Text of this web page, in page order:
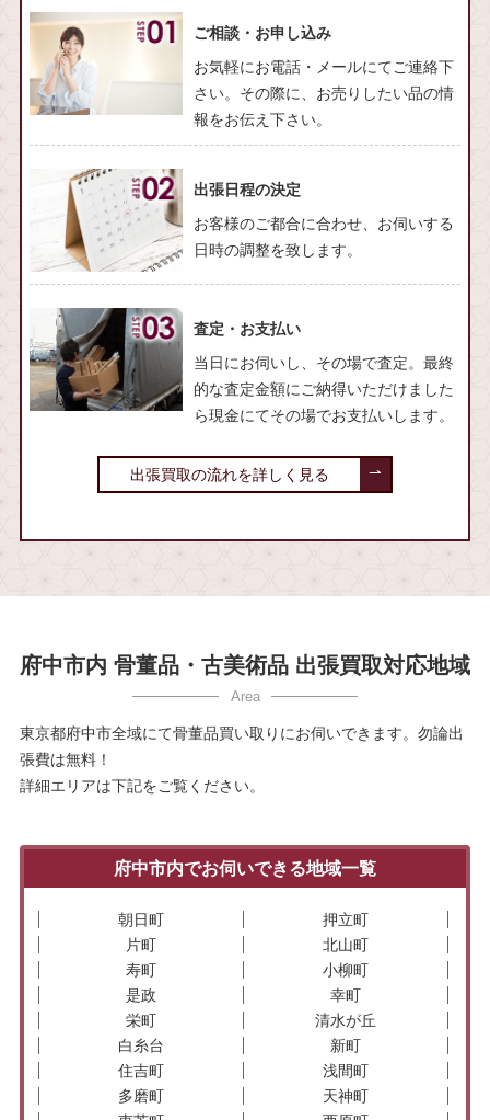
ご相談・お申し込み
お気軽にお電話・メールにてご連絡下
さい。その際に、お売りしたい品の情
報をお伝え下さい。
出張日程の決定
お客様のご都合に合わせ、お伺いする
日時の調整を致します。
査定・お支払い
当日にお伺いし、その場で査定。最終
的な査定金額にご納得いただけました
ら現金にてその場でお支払いします。
出張買取の流れを詳しく見る
府中市内 骨董品・古美術品 出張買取対応地域
東京都府中市全域にて骨董品買い取りにお伺いできます。勿論出
張費は無料！
詳細エリアは下記をご覧ください。
府中市内でお伺いできる地域一覧
朝日町
押立町
片町
北山町
寿町
小柳町
是政
幸町
栄町
清水が丘
白糸台
新町
住吉町
浅間町
多磨町
天神町